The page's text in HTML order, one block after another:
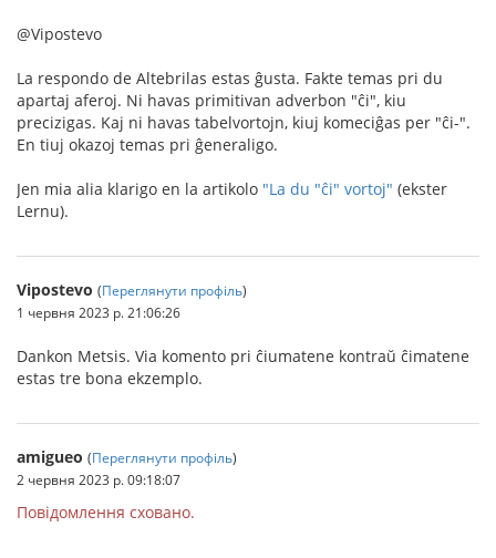
@Vipostevo
La respondo de Altebrilas estas ĝusta. Fakte temas pri du
apartaj aferoj. Ni havas primitivan adverbon "ĉi", kiu
precizigas. Kaj ni havas tabelvortojn, kiuj komeciĝas per "ĉi-".
En tiuj okazoj temas pri ĝeneraligo.
Jen mia alia klarigo en la artikolo "La du "ĉi" vortoj" (ekster
Lernu).
Vipostevo (Переглянути профіль)
1 червня 2023 р. 21:06:26
Dankon Metsis. Via komento pri ĉiumatene kontraŭ ĉimatene
estas tre bona ekzemplo.
amigueo (Переглянути профіль)
2 червня 2023 р. 09:18:07
Повідомлення сховано.